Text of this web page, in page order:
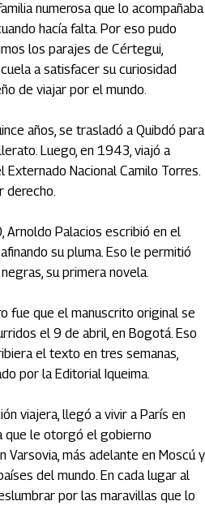
numerosa que lo acompañaba
hacía falta. Por eso pudo
los parajes de Cértegui,
a satisfacer su curiosidad
de viajar por el mundo.
años, se trasladó a Quibdó para
Luego, en 1943, viajó a
Nacional Camilo Torres.
derecho.
Arnoldo Palacios escribió en el
su pluma. Eso le permitió
su primera novela.
fue que el manuscrito original se
el 9 de abril, en Bogotá. Eso
el texto en tres semanas,
por la Editorial Iqueima.
viajera, llegó a vivir a París en
que le otorgó el gobierno
Varsovia, más adelante en Moscú y
del mundo. En cada lugar al
por las maravillas que lo